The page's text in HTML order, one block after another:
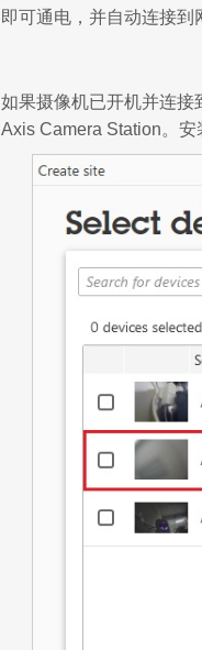
即可通电，并自动连接到
如果摄像机已开机并连接
Axis Camera Station。